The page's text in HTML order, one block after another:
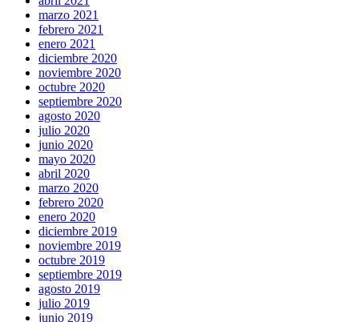
marzo 2021
febrero 2021
enero 2021
diciembre 2020
noviembre 2020
octubre 2020
septiembre 2020
agosto 2020
julio 2020
junio 2020
mayo 2020
abril 2020
marzo 2020
febrero 2020
enero 2020
diciembre 2019
noviembre 2019
octubre 2019
septiembre 2019
agosto 2019
julio 2019
junio 2019